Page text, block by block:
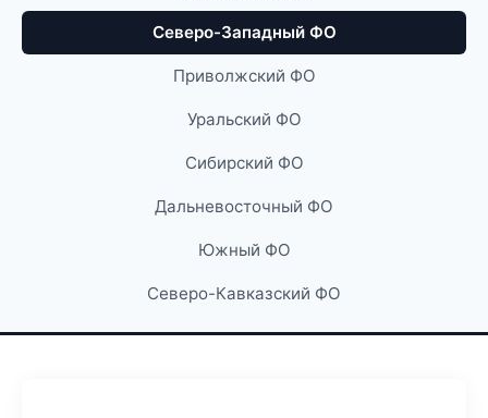
Северо-Западный ФО
Приволжский ФО
Уральский ФО
Сибирский ФО
Дальневосточный ФО
Южный ФО
Северо-Кавказский ФО